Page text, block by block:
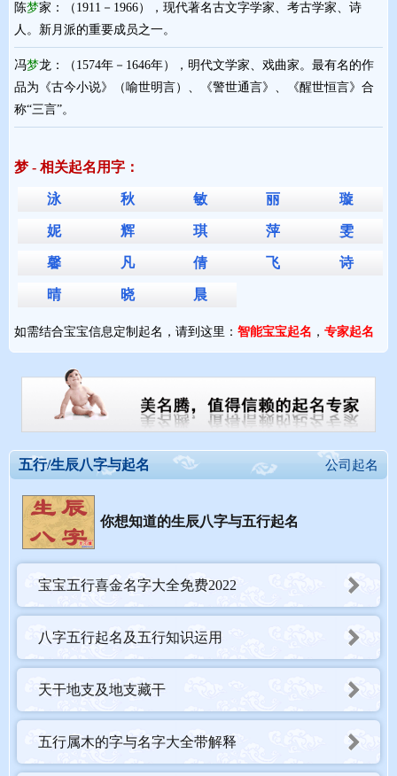
陈梦家：（1911－1966），现代著名古文字学家、考古学家、诗
人。新月派的重要成员之一。
冯梦龙：（1574年－1646年），明代文学家、戏曲家。最有名的作
品为《古今小说》（喻世明言）、《警世通言》、《醒世恒言》合
称“三言”。
梦 - 相关起名用字：
泳 秋 敏 丽 璇
妮 辉 琪 萍 雯
馨 凡 倩 飞 诗
晴 晓 晨
如需结合宝宝信息定制起名，请到这里： 智能宝宝起名 ， 专家起名
公司起名
五行/生辰八字与起名
你想知道的生辰八字与五行起名
宝宝五行喜金名字大全免费2022
八字五行起名及五行知识运用
天干地支及地支藏干
五行属木的字与名字大全带解释